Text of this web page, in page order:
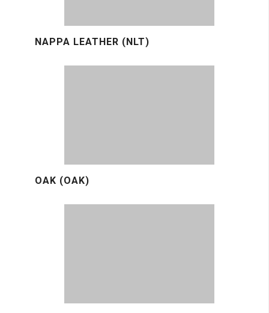
NAPPA LEATHER (NLT)
OAK (OAK)